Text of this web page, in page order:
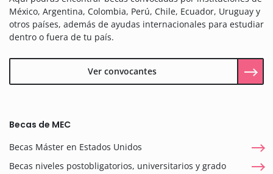
México, Argentina, Colombia, Perú, Chile, Ecuador, Uruguay y
otros países, además de ayudas internacionales para estudiar
dentro o fuera de tu país.
Ver convocantes
Becas de MEC
Becas Máster en Estados Unidos
Becas niveles postobligatorios, universitarios y grado